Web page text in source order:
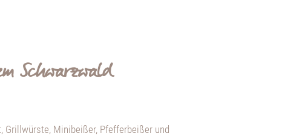
Schwarzwald
Grillwürste, Minibeißer, Pfefferbeißer und